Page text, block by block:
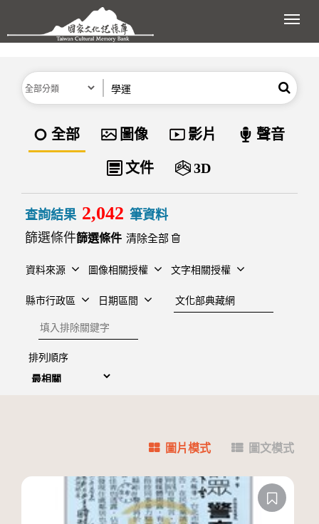
跳到主要內容區塊
展
分類 搜尋
資料類型
全部 圖像 影片 聲音
文件 3D
查詢結果 2,042 筆資料
篩選條件
清除全部
資料來源 圖像相關授權 文字相關授權
縣市行政區 日期區間
建檔單位
排除關鍵字
排列順序
圖片模式 圖文模式